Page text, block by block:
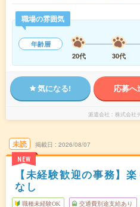
職場の雰囲気
年齢層
20代
30代
気になる! 応募へ
派遣会社 株式会社
未読
NEW
掲載日 2026/08/07
【未経験歓迎の事務】
なし
職種未経験OK 交通費別途支給あり